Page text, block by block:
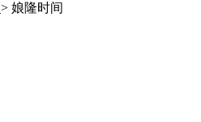
> 娘隆时间